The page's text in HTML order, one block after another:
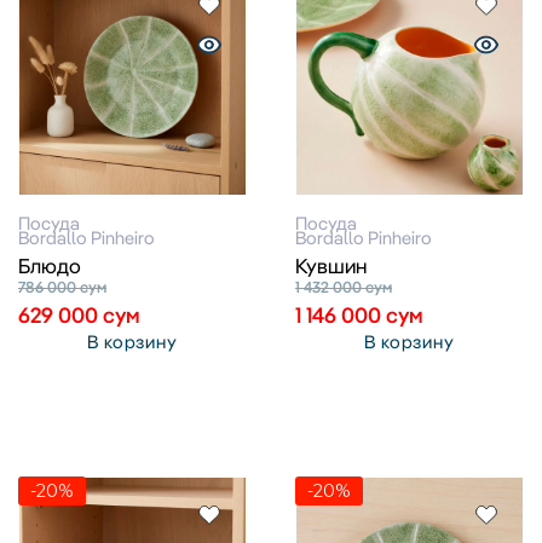
Посуда
Bordallo Pinheiro
Блюдо
786 000сум
629 000сум
В корзину
Посуда
Bordallo Pinheiro
Кувшин
1 432 000сум
1 146 000сум
В корзину
-20% -20%